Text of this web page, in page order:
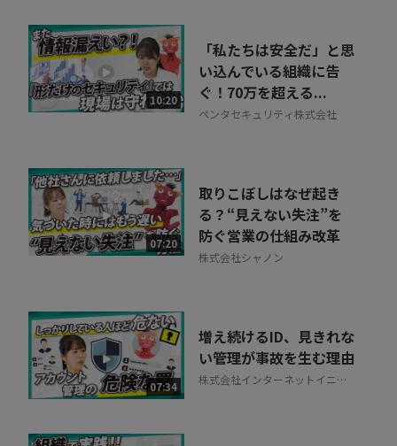
10:20
「私たちは安全だ」と思
い込んでいる組織に告
ぐ！70万を超える...
ペンタセキュリティ株式会社
07:20
取りこぼしはなぜ起き
る？“見えない失注”を
防ぐ営業の仕組み改革
株式会社シャノン
07:34
増え続けるID、見きれな
い管理が事故を生む理由
株式会社インターネットイニシ